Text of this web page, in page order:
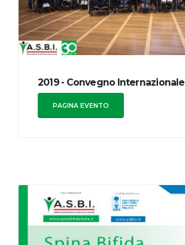
2019 - Convegno
PAGINA EVENTO